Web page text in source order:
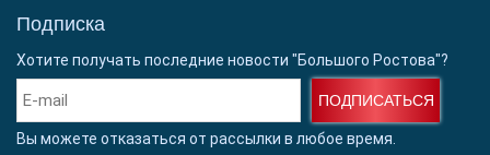
Подписка
Хотите получать последние новости "Большого Ростова"?
ПОДПИСАТЬСЯ
Вы можете отказаться от рассылки в любое время.